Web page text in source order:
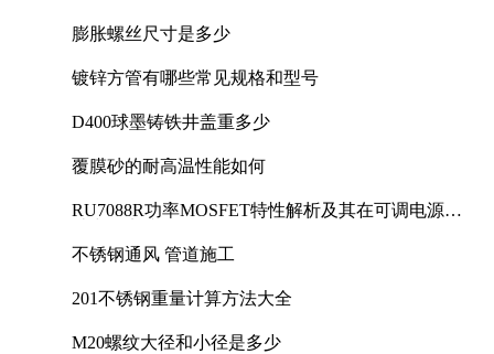
膨胀螺丝尺寸是多少
镀锌方管有哪些常见规格和型号
D400球墨铸铁井盖重多少
覆膜砂的耐高温性能如何
RU7088R功率MOSFET特性解析及其在可调电源设
不锈钢通风 管道施工
201不锈钢重量计算方法大全
M20螺纹大径和小径是多少